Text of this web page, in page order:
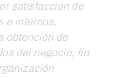
satisfacción de
e internos,
obtención de
del negocio, fin